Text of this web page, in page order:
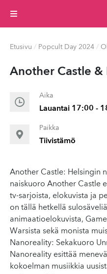
Valikko
Etusivu / Popcult Day 2024 /
Another Castle &
Aika
Lauantai 17:00 -
Paikka
Tiivistämö
Another Castle: Helsingin
naiskuoro Another Castle
tv-sarjoista, elokuvista ja
on tällä hetkellä
animaatioelokuvista,
Warsista sekä monista
Nanoreality: Sekakuoro
Nanoreality esittää
kokoelman musiikkia